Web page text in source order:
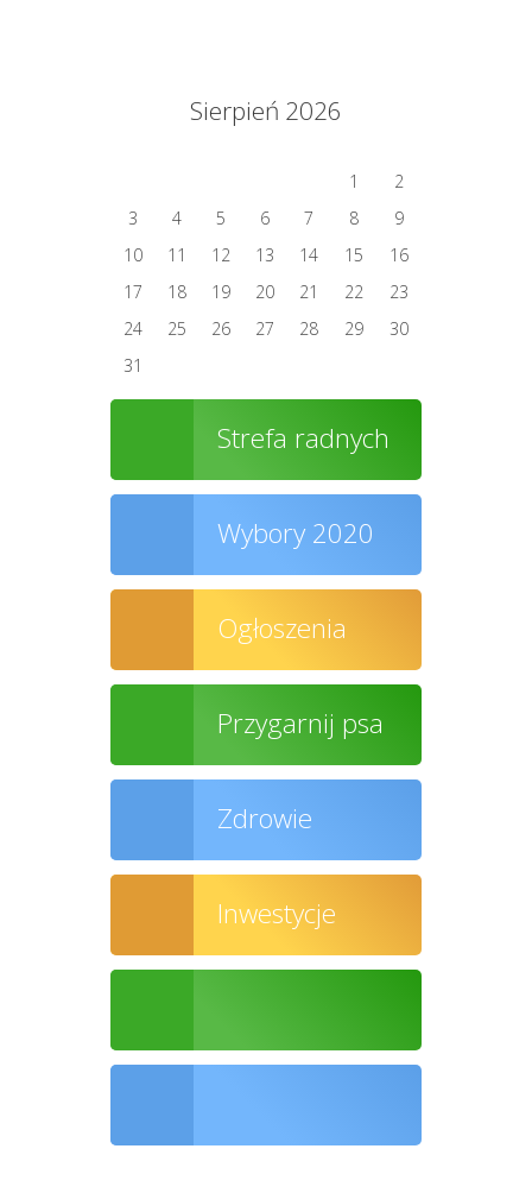
Sierpień 2026
1
2
3
4 5 6 7 8
9
10
11 12 13 14 15
16
17
18 19 20 21 22
23
24
25 26 27 28 29
30
31
Strefa radnych
Wybory 2020
Ogłoszenia
Przygarnij psa
Zdrowie
Inwestycje